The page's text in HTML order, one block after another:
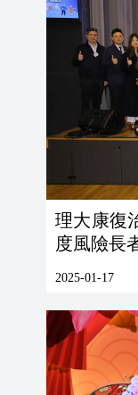
理大康復
度風險長
2025-01-17